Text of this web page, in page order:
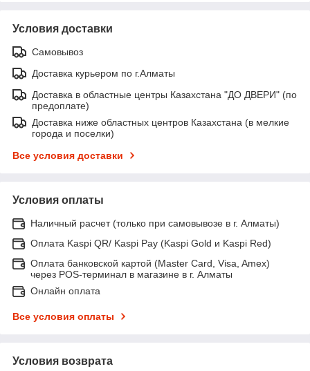
Условия доставки
Самовывоз
Доставка курьером по г.Алматы
Доставка в областные центры Казахстана "ДО ДВЕРИ" (по
предоплате)
Доставка ниже областных центров Казахстана (в мелкие
города и поселки)
Все условия доставки
Условия оплаты
Наличный расчет (только при самовывозе в г. Алматы)
Оплата Kaspi QR/ Kaspi Pay (Kaspi Gold и Kaspi Red)
Оплата банковской картой (Master Card, Visa, Amex)
через POS-терминал в магазине в г. Алматы
Онлайн оплата
Все условия оплаты
Условия возврата